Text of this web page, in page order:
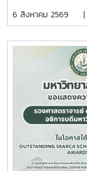
บุคลากร รวมจำนว
พระบรมราชชนนี
พระบรมมหาราชวั
พระเจ้าลูกเธอ เ
ราชสาริณีสิริพัชร
พระบรมมหาราช
มหากรุณาธิคุณล้น
มหาวิทยาลัย สมา
ร่วมแสดงความจ
มหากรุณาธิคุณอย่
6 สิงหาคม